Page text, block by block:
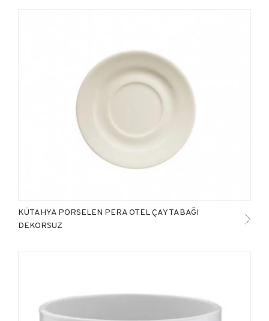
KÜTAHYA PORSELEN PERA OTEL ÇAY TABAĞI
DEKORSUZ